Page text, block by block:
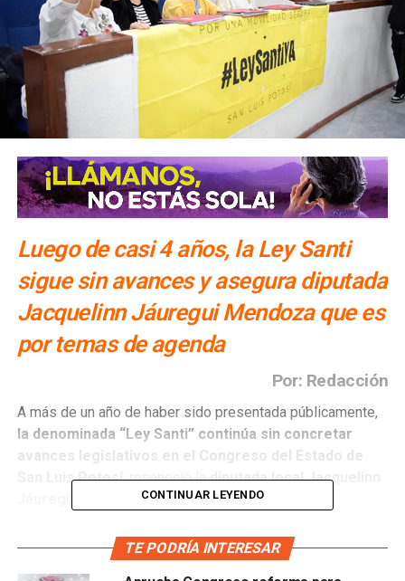
Luego de casi 4 años, la Ley Santi
sigue sin avances y asegura diputada
Jacquelinn Jáuregui Mendoza que es
por temas de agenda
Por: Redacción
A más de un año de haber sido presentada públicamente,
la denominada “Ley Santi” continúa sin concretar
avances legislativos en el Congreso del Estado de
San Luis Potosí, reconoció ladiputada local Jacquelinn
Jáuregui Mendoza.
La legisladora explicó que,tras la última reunión de
trabajo con familiares e impulsores de la iniciativa, no
CONTINUAR LEYENDO
TE PODRÍA INTERESAR